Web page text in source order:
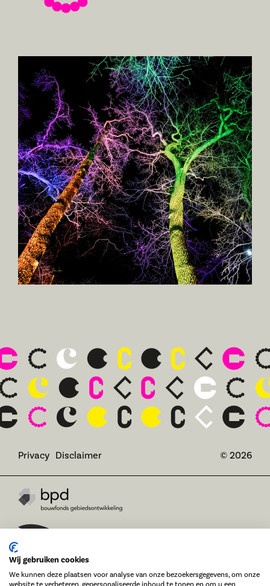
Privacy Disclaimer © 2026
Wij gebruiken cookies
We kunnen deze plaatsen voor analyse van onze bezoekersgegevens, om onze